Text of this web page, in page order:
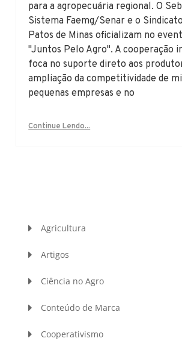
para a agropecuária regional. O
Sistema Faemg/Senar e o
Patos de Minas oficializam no
"Juntos Pelo Agro". A cooperação
foca no suporte direto aos
ampliação da competitividade de
pequenas empresas e no
Continue Lendo...
Agricultura
Artigos
Ciência no Agro
Conteúdo de Marca
Cooperativismo